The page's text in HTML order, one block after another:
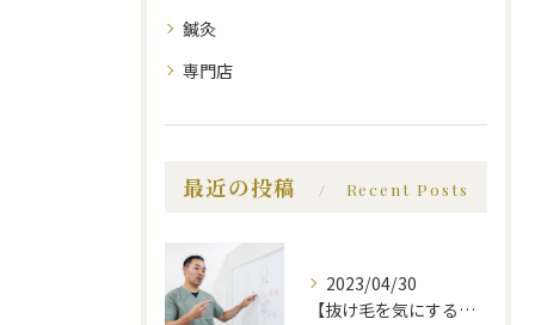
鍼灸
専門店
最近の投稿 Recent Posts
2023/04/30
【抜け毛を気にする前に、知っておいてほしい事】福岡市で薄毛治療｜福岡薄毛専門鍼灸センター